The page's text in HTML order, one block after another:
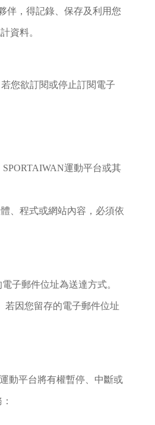
伴，得記錄、保存及利用您
資料。
您欲訂閱或停止訂閱電子
運動平台或其
、程式或網站內容，必須依
子郵件位址為送達方式。
若因您留存的電子郵件位址
動平台將有權暫停、中斷或